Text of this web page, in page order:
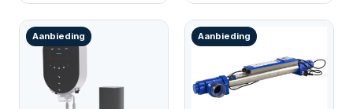
Aanbieding Aanbieding